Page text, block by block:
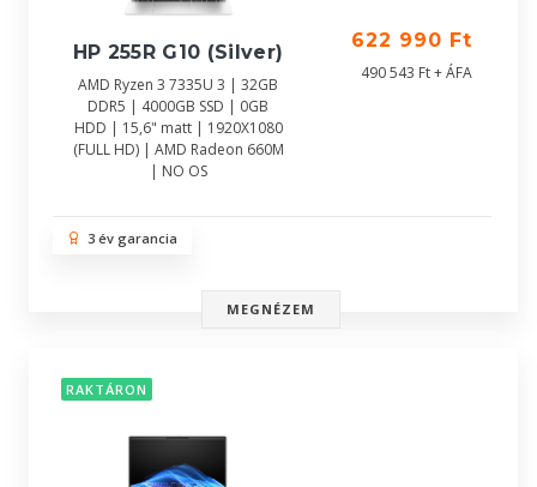
HP 255R G10 (Silver)
AMD Ryzen 3 7335U 3 | 32GB
DDR5 | 4000GB SSD | 0GB
HDD | 15,6" matt | 1920X1080
(FULL HD) | AMD Radeon 660M
| NO OS
622 990 Ft
490 543 Ft + ÁFA
3 év garancia
MEGNÉZEM
RAKTÁRON